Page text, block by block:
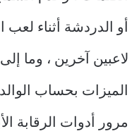
أو الدردشة أثناء لعب
لاعبين آخرين ، وما
الميزات بحساب